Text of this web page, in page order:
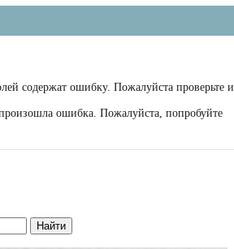
содержат ошибку. Пожалуйста проверьте и
ошибка. Пожалуйста, попробуйте